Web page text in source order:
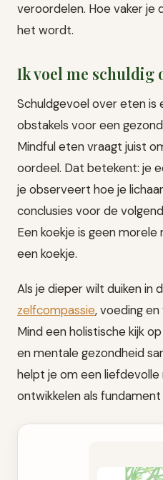
veroordelen. Hoe vaker je
het wordt.
Ik voel me schuldig
Schuldgevoel over eten
obstakels voor een
Mindful eten vraagt juist
oordeel. Dat betekent: je
je observeert hoe je
conclusies voor de
Een koekje is geen morele
een koekje.
Als je dieper wilt duiken in
zelfcompassie, voeding
Mind een holistische kijk
en mentale gezondheid
helpt je om een
ontwikkelen als